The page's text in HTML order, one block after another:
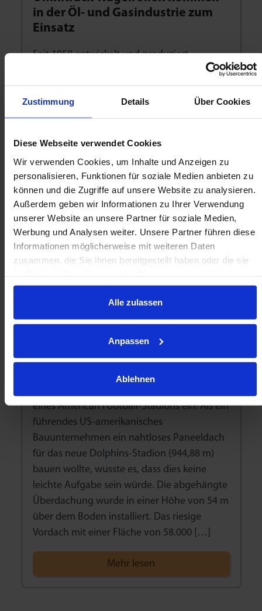
Zustimmung Details Über Cookies
Diese Webseite verwendet Cookies
Wir verwenden Cookies, um Inhalte und Anzeigen zu
personalisieren, Funktionen für soziale Medien anbieten zu
können und die Zugriffe auf unsere Website zu analysieren.
Außerdem geben wir Informationen zu Ihrer Verwendung
unserer Website an unsere Partner für soziale Medien,
Werbung und Analysen weiter. Unsere Partner führen diese
Informationen möglicherweise mit weiteren Daten
zusammen, die Sie ihnen bereitgestellt haben oder die sie
Alle zulassen
Anpassen
Ablehnen
in der Öl- und Gasindustrie zum
Einsatz
Seit 1958 entwickelt und produziert
Omnitrack Kugelrollen(BTUs) für die Öl- und
Gasindustrie. Heute sind die Kugelrollen von
Omnitrack auf der ganzen Welt im Einsatz
und werden von den meisten großen Öl-
Anwendungen verwendet. Das einzigartige
patentierte Design des Innentisches und die
verwendeten korrosionsbeständigen
Materialien bedeuten, dass diese Einheiten
in […]
Mehr lesen
beim Bau von American-Football-
Stadien ein
eines American Football-Stadions ein! Als ein
führendes US-amerikanisches
Bauunternehmen ein nahtloses Paneeldach
für das neue Dolphins-Stadion (944,88 m)
bauen wollte, wusste es, dass dies keine
leichte Aufgabe sein würde. Die abgehängte
Überdachung wurde in einer Höhe von 54 m
über dem Boden installiert. Das riesige
Vordach mit einer Fläche von 58.000 […]
Mehr lesen